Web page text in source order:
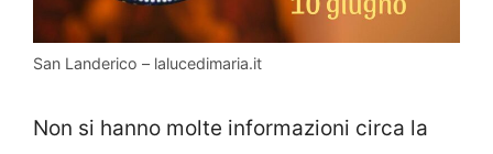
San Landerico – lalucedimaria.it
Non si hanno molte informazioni circa la